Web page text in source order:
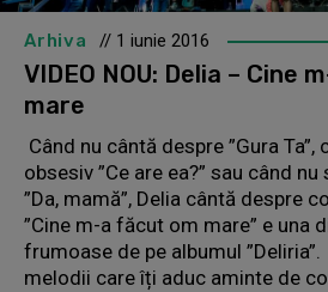
Arhiva // 1 iunie 2016
VIDEO NOU: Delia – Cine
mare
Când nu cântă despre ”Gura
obsesiv ”Ce are ea?” sau când
”Da, mamă”, Delia cântă despre
”Cine m-a făcut om mare” e una
frumoase de pe albumul ”Deliria”.
melodii care îți aduc aminte de